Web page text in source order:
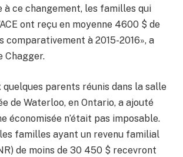
à ce changement, les familles qui
ont reçu en moyenne 4600 $ de
comparativement à 2015-2016», a
Chagger.
quelques parents réunis dans la salle
de Waterloo, en Ontario, a ajouté
économisée n’était pas imposable.
familles ayant un revenu familial
de moins de 30 450 $ recevront